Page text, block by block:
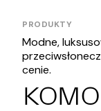
PRODUKTY
Modne,
cenie.